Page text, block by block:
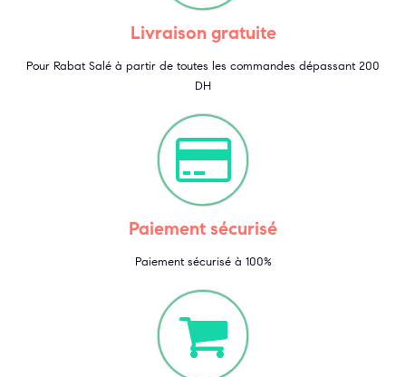
Livraison gratuite
Pour Rabat Salé à partir de toutes les commandes dépassant 200
DH
Paiement sécurisé
Paiement sécurisé à 100%